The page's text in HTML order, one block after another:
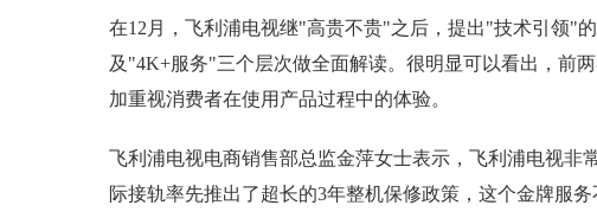
在12月，飞利浦电视继"高贵不贵"之后，提出"技术引领"
及"4K+服务"三个层次做全面解读。很明显可以看出，前
加重视消费者在使用产品过程中的体验。
飞利浦电视电商销售部总监金萍女士表示，飞利浦电视非
际接轨率先推出了超长的3年整机保修政策，这个金牌服